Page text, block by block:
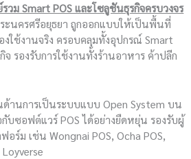
วม Smart POS และโซลูชันธุรกิจครบวงจร
ะนครศรีอยุธยา ถูกออกแบบให้เป็นพื้นที่
งใช้งานจริง ครอบคลุมทั้งอุปกรณ์ Smart
รองรับการใช้งานทั้งร้านอาหาร ค้าปลีก
ด้านการเป็นระบบแบบ Open System บน
บซอฟต์แวร์ POS ได้อย่างยืดหยุ่น รองรับผู้
ร์ม เช่น Wongnai POS, Ocha POS,
Loyverse